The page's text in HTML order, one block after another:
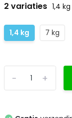
2 variaties 1,4 kg
1,4 kg 7 kg
+
-